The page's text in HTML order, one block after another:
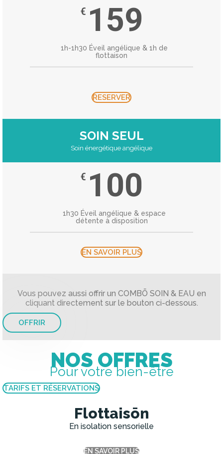
€ 159
1h-1h30 Éveil angélique & 1h de
flottaison
RESERVER
SOIN SEUL
Soin énergétique angélique
€ 100
1h30 Éveil angélique & espace
détente à disposition
EN SAVOIR PLUS
Vous pouvez aussi offrir un COMBŌ SOIN & EAU en
cliquant directement sur le bouton ci-dessous.
OFFRIR
NOS OFFRES
Pour votre bien-être
TARIFS ET RÉSERVATIONS
Flottaisōn
En isolation sensorielle
EN SAVOIR PLUS